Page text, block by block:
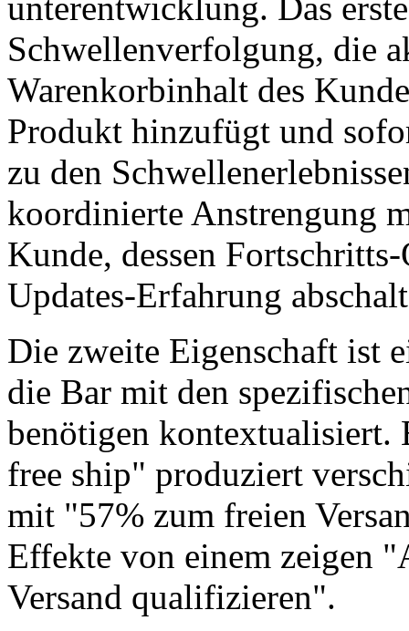
Schwellenverfolgung, die
Warenkorbinhalt des
Produkt hinzufügt und
zu den
koordinierte Anstrengung
Kunde, dessen
Updates-Erfahrung
Die zweite Eigenschaft ist
die Bar mit den
benötigen
free ship" produziert
mit "57% zum freien
Effekte von einem zeigen
Versand qualifizieren".